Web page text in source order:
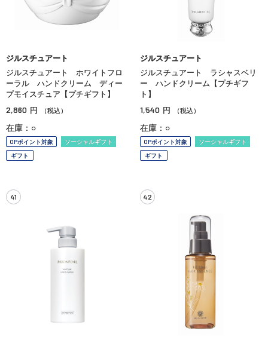
ジルスチュアート
ジルスチュアート ホワイトフロ
ーラル ハンドクリーム ディー
プモイスチュア【プチギフト】
2,860 円 （税込）
在庫：○
OPポイント対象
ソーシャルギフト
ギフト
ジルスチュアート
ジルスチュアート ラシャスベリ
ー ハンドクリーム【プチギフ
ト】
1,540 円 （税込）
在庫：○
OPポイント対象
ソーシャルギフト
ギフト
41 42